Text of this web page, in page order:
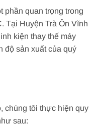
phần quan trọng trong
Tại Huyện Trà Ôn Vĩnh
kiện thay thế máy
độ sản xuất của quý
chúng tôi thực hiện quy
sau: